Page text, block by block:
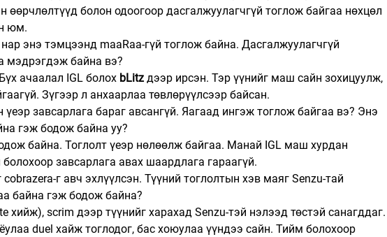
өөрчлөлтүүд болон одоогоор дасгалжуулагчгүй тоглож байгаа нөхцөл
юм.
энэ тэмцээнд maaRaa-гүй тоглож байна. Дасгалжуулагчгүй
мэдрэгдэж байна вэ?
Бүх ачаалал IGL болох bLitz дээр ирсэн. Тэр үүнийг маш сайн зохицуулж,
Зүгээр л анхаарлаа төвлөрүүлсээр байсан.
үеэр завсарлага бараг авсангүй. Яагаад ингэж тоглож байгаа вэ? Энэ
гэж бодож байна уу?
байна. Тоглолт үеэр нөлөөлж байгаа. Манай IGL маш хурдан
завсарлага авах шаардлага гараагүй.
г авч эхлүүлсэн. Түүний тоглолтын хэв маяг Senzu-тай
байна гэж бодож байна?
хийж), scrim дээр түүнийг харахад Senzu-тэй нэлээд төстэй санагддаг.
duel хайж тоглодог, бас хоюулаа үүндээ сайн. Тийм болохоор